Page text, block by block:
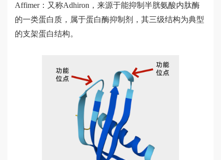
米
现
非抗体
支架蛋
白
Affimer
发现
品
示
系
统
产
品
频
Affimer：又称Adhiron，来源于能抑制半胱氨酸内肽酶
的一类蛋白质，属于蛋白酶抑制剂，其三级结构为典型
的支架蛋白结构。